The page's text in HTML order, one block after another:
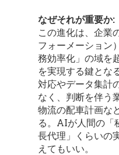
なぜそれが重要か:
この進化は、企業
フォーメーション
務効率化」の域を
を実現する鍵とな
対応やデータ集計
なく、判断を伴う
物流の配車計画な
る。AIが人間の「
長代理」くらいの
えてもいい。